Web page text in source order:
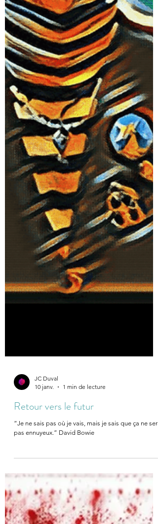
JC Duval
Retour vers le futur
“Je ne sais pas où je vais, mais je sais que ça ne sera
pas ennuyeux.” David Bowie